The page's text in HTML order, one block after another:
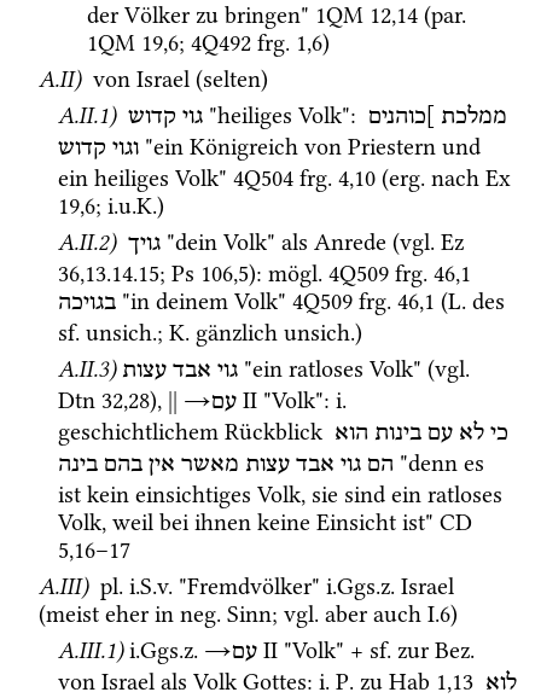
der Völker zu bringen" 1QM 12,14 (par.
1QM 19,6; 4Q492 frg. 1,6)
A.II) von Israel (selten)
A.II.1) גוי קדוש "heiliges Volk": ממלכת
]כוהנים
וגוי קדוש
"ein Königreich von Priestern und
ein heiliges Volk" 4Q504 frg. 4,10 (erg. nach Ex
19,6; i.u.K.)
A.II.2) גויך "dein Volk" als Anrede (vgl. Ez
36,13.14.15; Ps 106,5): mögl. 4Q509 frg. 46,1
בגויכה "in deinem Volk" 4Q509 frg. 46,1 (L.
sf. unsich.; K. gänzlich unsich.)
A.II.3)
גוי אבד עצות "ein ratloses Volk" (vgl.
Dtn 32,28), || →עם ‎ II "Volk": i.
geschichtlichem Rückblick
כי לא עם בינות הוא
הם גוי אבד עצות מאשר אין בהם בינה
"denn es
ist kein einsichtiges Volk, sie sind ein ratloses
Volk, weil bei ihnen keine Einsicht ist" CD
5,16–17
A.III) pl. i.S.v. "Fremdvölker" i.Ggs.z. Israel
(meist eher in neg. Sinn; vgl. aber auch I.6)
A.III.1)i.Ggs.z. →עם ‎ II "Volk" + sf. zur Bez.
von Israel als Volk Gottes: i. P. zu Hab 1,13 לוא